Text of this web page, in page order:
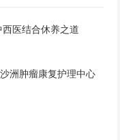
医结合休养之道
洲肿瘤康复护理中心